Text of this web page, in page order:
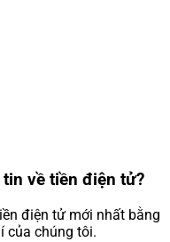
về tiền điện tử?
điện tử mới nhất bằng
của chúng tôi.